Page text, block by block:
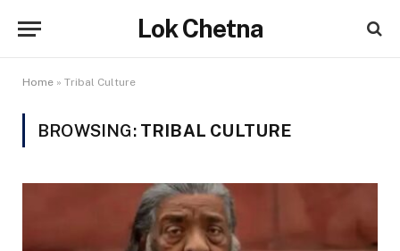
Lok Chetna
Home » Tribal Culture
BROWSING: TRIBAL CULTURE